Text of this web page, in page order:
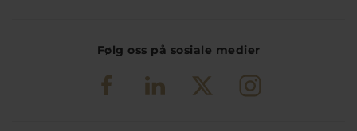
Følg oss på sosiale medier